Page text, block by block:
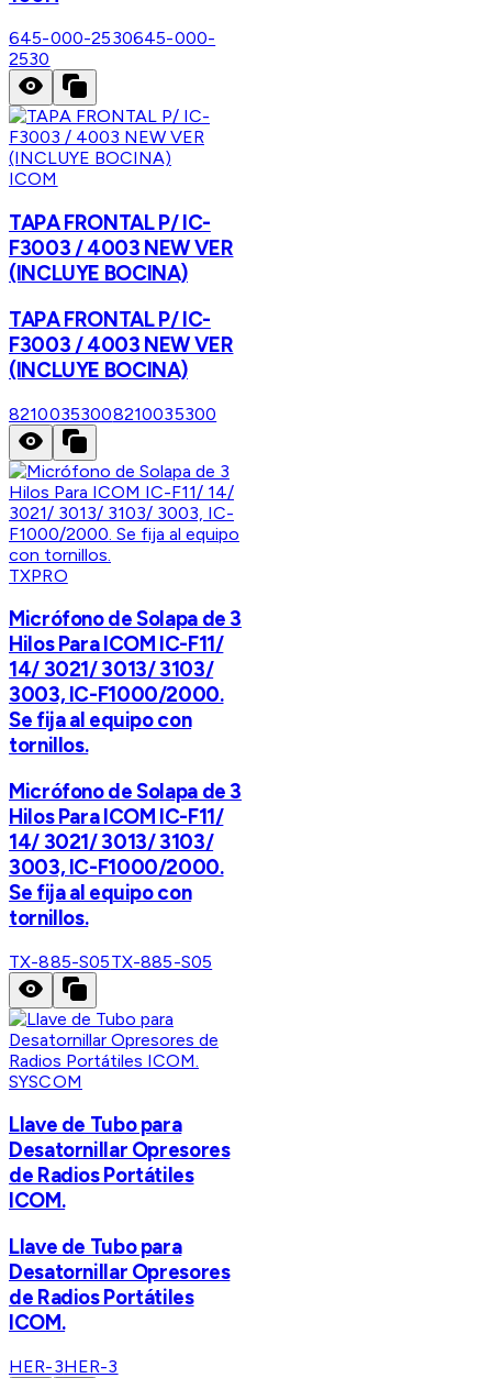
645-000-2530645-000-
2530
ICOM
TAPA FRONTAL P/ IC-
F3003 / 4003 NEW VER
(INCLUYE BOCINA)
TAPA FRONTAL P/ IC-
F3003 / 4003 NEW VER
(INCLUYE BOCINA)
82100353008210035300
TXPRO
Micrófono de Solapa de 3
Hilos Para ICOM IC-F11/
14/ 3021/ 3013/ 3103/
3003, IC-F1000/2000.
Se fija al equipo con
tornillos.
Micrófono de Solapa de 3
Hilos Para ICOM IC-F11/
14/ 3021/ 3013/ 3103/
3003, IC-F1000/2000.
Se fija al equipo con
tornillos.
TX-885-S05TX-885-S05
SYSCOM
Llave de Tubo para
Desatornillar Opresores
de Radios Portátiles
ICOM.
Llave de Tubo para
Desatornillar Opresores
de Radios Portátiles
ICOM.
HER-3HER-3